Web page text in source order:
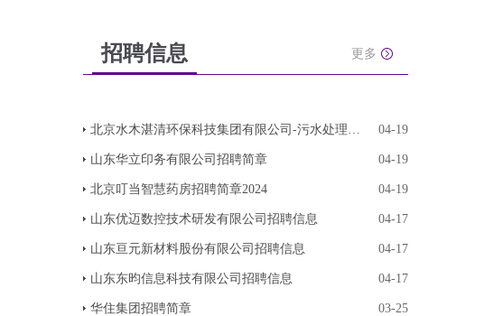
招聘信息 更多
北京水木湛清环保科技集团有限公司-污水处理运营 04-19
山东华立印务有限公司招聘简章 04-19
北京叮当智慧药房招聘简章2024 04-19
山东优迈数控技术研发有限公司招聘信息 04-17
山东亘元新材料股份有限公司招聘信息 04-17
山东东昀信息科技有限公司招聘信息 04-17
华住集团招聘简章 03-25